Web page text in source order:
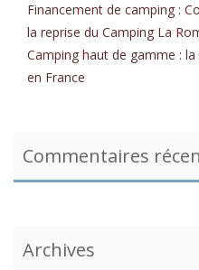
Financement de camping :
la reprise du Camping La
Camping haut de gamme :
en France
Commentaires
Archives